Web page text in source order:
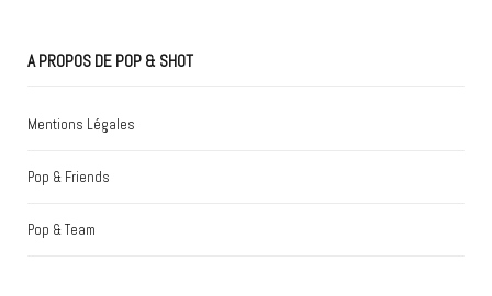
A PROPOS DE POP & SHOT
Mentions Légales
Pop & Friends
Pop & Team